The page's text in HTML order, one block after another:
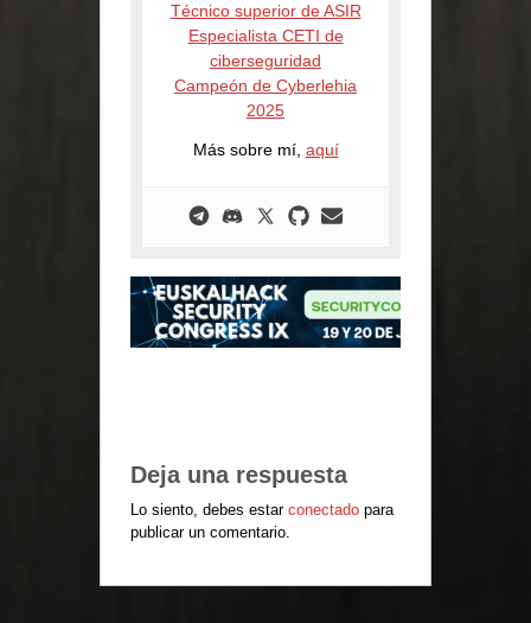
Técnico superior de ASIR
Especialista CETI de
ciberseguridad
Campeón de Cyberlehia
2025
Más sobre mí, aquí
Deja una respuesta
Lo siento, debes estar conectado para
publicar un comentario.